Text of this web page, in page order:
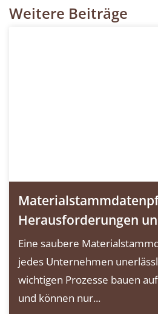
Weitere Beiträge
Herausforderungen
Eine saubere
jedes Unternehmen
wichtigen Prozesse bauen
und können nur...